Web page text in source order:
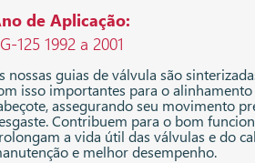
de Aplicação:
125 1992 a 2001
nossas guias de válvula são
isso importantes para o
assegurando seu movimento
Contribuem para o bom
a vida útil das válvulas e do
e melhor desempenho.